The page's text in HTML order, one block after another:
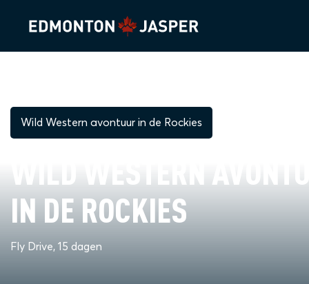
Wild Western avontuur in de Rockies
WILD WESTERN
IN DE ROCKIES
Fly Drive, 15 dagen